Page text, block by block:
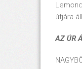
útjára
AZ ÚR